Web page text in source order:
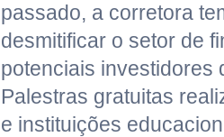
passado, a corretora
desmitificar o setor de
potenciais investidores
Palestras gratuitas
e instituições